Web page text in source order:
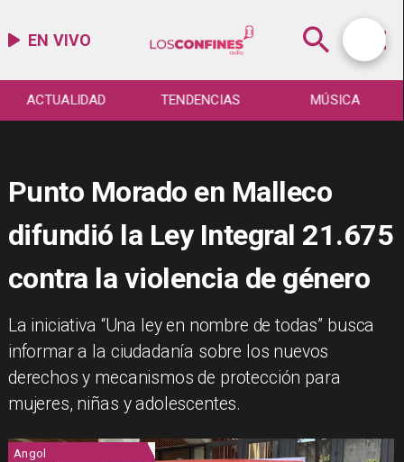
EN VIVO
ACTUALIDAD TENDENCIAS MÚSICA
Punto Morado en Malleco
difundió la Ley Integral 21.675
contra la violencia de género
​La iniciativa “Una ley en nombre de todas” busca
informar a la ciudadanía sobre los nuevos
derechos y mecanismos de protección para
mujeres, niñas y adolescentes.
Angol